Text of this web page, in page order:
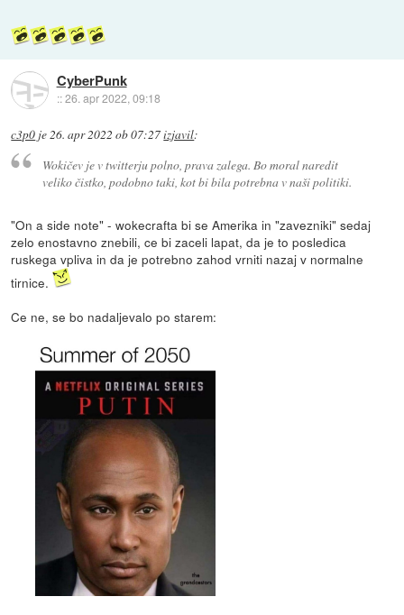
CyberPunk
::26. apr 2022, 09:18
c3p0 je26. apr 2022 ob 07:27izjavil:
Wokičev je v twitterju polno, prava zalega. Bo moral naredit
veliko čistko, podobno taki, kot bi bila potrebna v naši politiki.
"On a side note" - wokecrafta bi se Amerika in "zavezniki" sedaj
zelo enostavno znebili, ce bi zaceli lapat, da je to posledica
ruskega vpliva in da je potrebno zahod vrniti nazaj v normalne
tirnice.
Ce ne, se bo nadaljevalo po starem: